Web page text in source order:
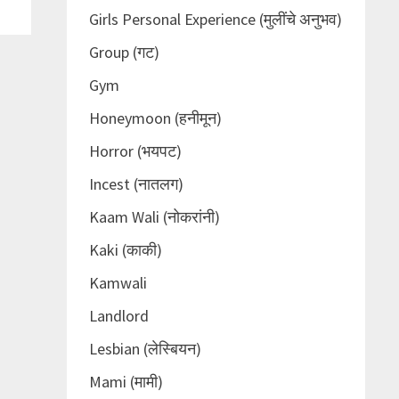
Girls Personal Experience (मुलींचे अनुभव)
Group (गट)
Gym
Honeymoon (हनीमून)
Horror (भयपट)
Incest (नातलग)
Kaam Wali (नोकरांनी)
Kaki (काकी)
Kamwali
Landlord
Lesbian (लेस्बियन)
Mami (मामी)